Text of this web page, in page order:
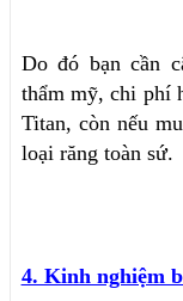
Do đó bạn cần
thẩm mỹ, chi phí
Titan, còn nếu
loại răng toàn sứ.
4. Kinh nghiệm